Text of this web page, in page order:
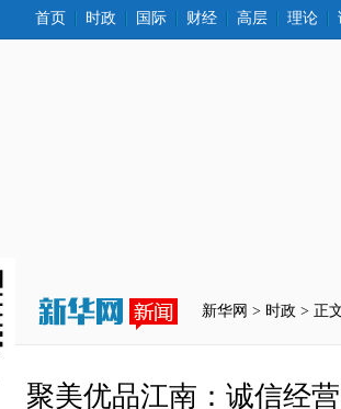
首页 时政 国际 财经 高层 理论
新华网 > 时政 > 正
聚美优品江南：诚信经